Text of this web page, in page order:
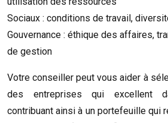
Sociaux : conditions de travail,
Gouvernance : éthique des affaires,
de gestion
Votre conseiller peut vous aider à
des entreprises qui excellent
contribuant ainsi à un portefeuille qui